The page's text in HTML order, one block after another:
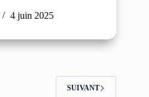
4 juin 2025
SUIVANT